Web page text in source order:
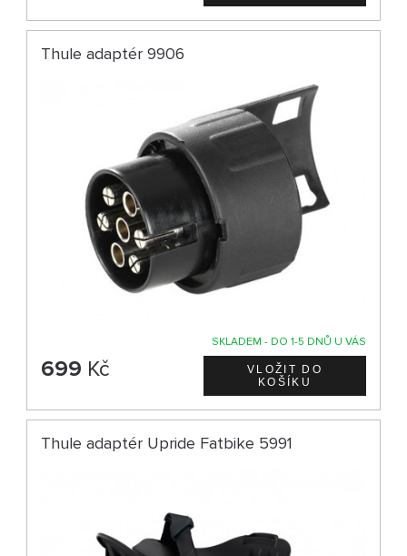
Thule adaptér 9906
SKLADEM - DO 1-5 DNŮ U VÁS
699 Kč
Thule adaptér Upride Fatbike 5991